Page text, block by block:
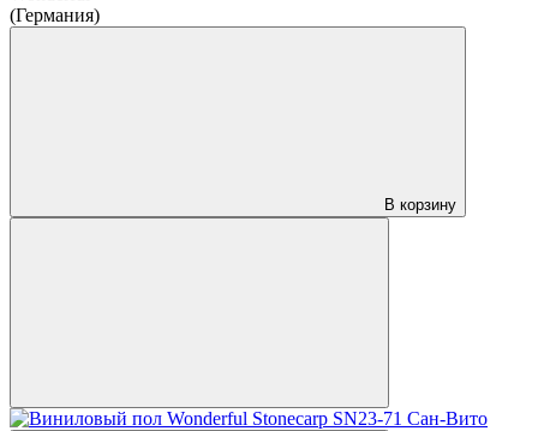
(Германия)
В корзину